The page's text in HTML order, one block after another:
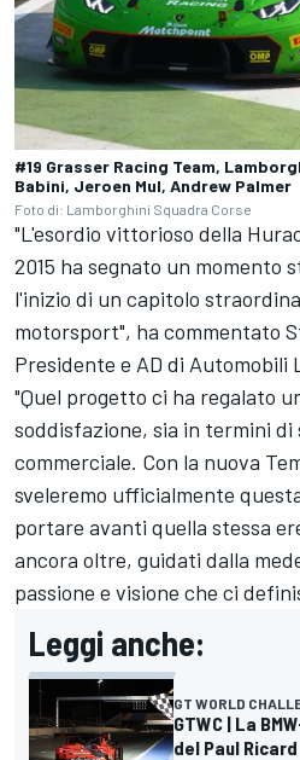
#19 Grasser Racing Team,
Babini, Jeroen Mul, Andrew Palmer
Foto di: Lamborghini Squadra Corse
"L'esordio vittorioso della
2015 ha segnato un momento
l'inizio di un capitolo
motorsport", ha commentato
Presidente e AD di Automobili
"Quel progetto ci ha regalato
soddisfazione, sia in termini di
commerciale. Con la nuova
sveleremo ufficialmente
portare avanti quella stessa
ancora oltre, guidati dalla
passione e visione che ci
Leggi anche:
GT WORLD
GTWC | La
del Paul Ricard